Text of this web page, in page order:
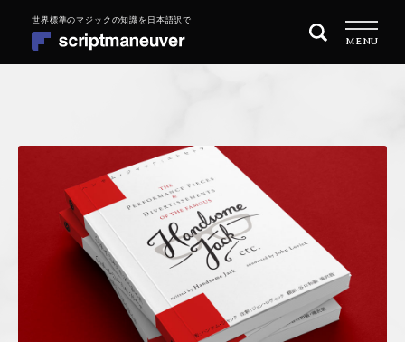
目的別に探す
MAGIC 101 マジックの始め方
REPERTOIRE レパートリーを増やす
ナ
ビ
ゲ
コ
ン
テ
MENU